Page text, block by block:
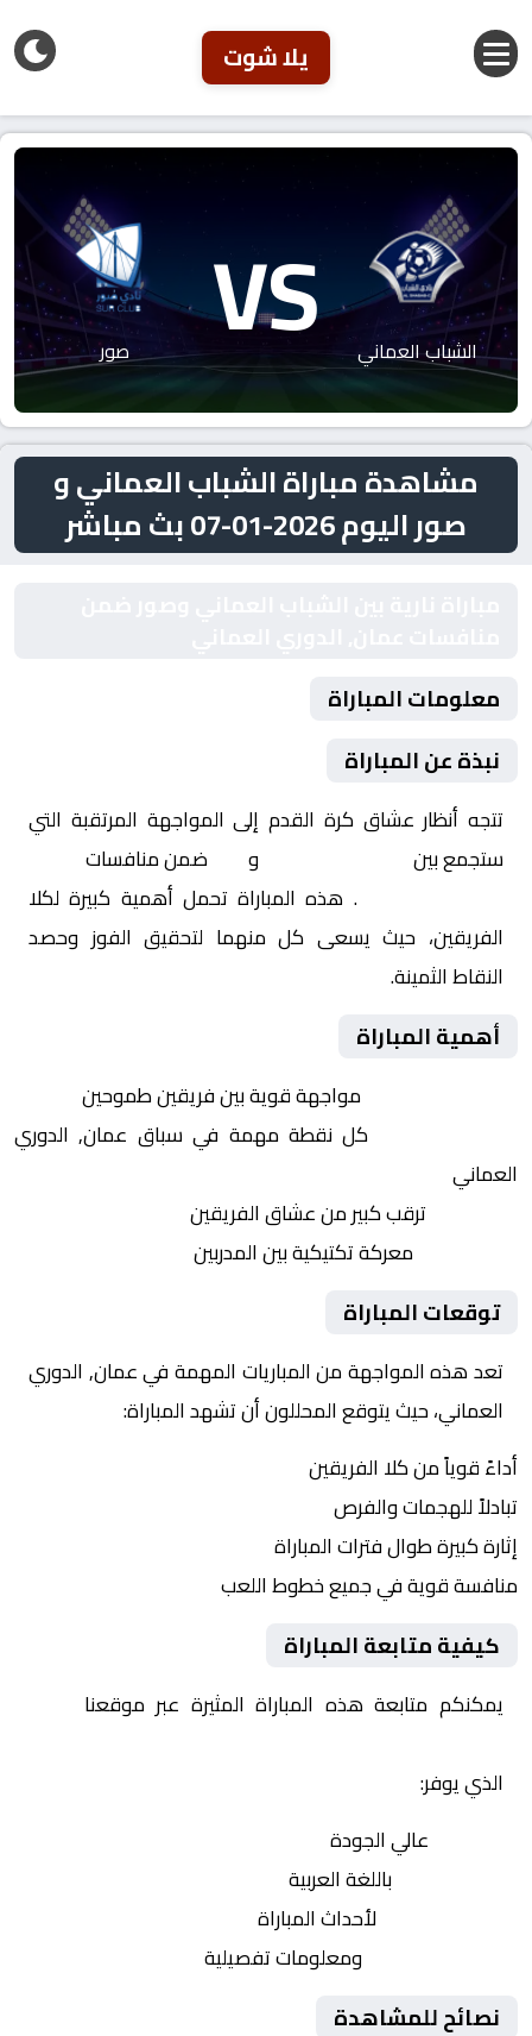
يلا شوت
الشباب العماني VS صور
مشاهدة مباراة الشباب العماني و
صور اليوم 2026-01-07 بث مباشر
معلومات المباراة
نبذة عن المباراة
تتجه أنظار عشاق كرة القدم إلى المواجهة المرتقبة التي
ستجمع بين
و ضمن منافسات
. هذه المباراة تحمل أهمية كبيرة لكلا
الفريقين، حيث يسعى كل منهما لتحقيق الفوز وحصد
النقاط الثمينة.
أهمية المباراة
مواجهة قوية بين فريقين طموحين
كل نقطة مهمة في سباق عمان, الدوري
العماني
ترقب كبير من عشاق الفريقين
معركة تكتيكية بين المدربين
توقعات المباراة
تعد هذه المواجهة من المباريات المهمة في عمان, الدوري
العماني، حيث يتوقع المحللون أن تشهد المباراة:
أداءً قوياً من كلا الفريقين
تبادلاً للهجمات والفرص
إثارة كبيرة طوال فترات المباراة
منافسة قوية في جميع خطوط اللعب
كيفية متابعة المباراة
يمكنكم متابعة هذه المباراة المثيرة عبر موقعنا
الذي يوفر:
عالي الجودة
باللغة العربية
لأحداث المباراة
ومعلومات تفصيلية
نصائح للمشاهدة